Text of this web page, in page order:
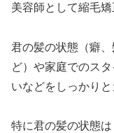
美容師として縮毛
君の髪の状態（癖
ど）や家庭でのス
いなどをしっかり
特に君の髪の状態